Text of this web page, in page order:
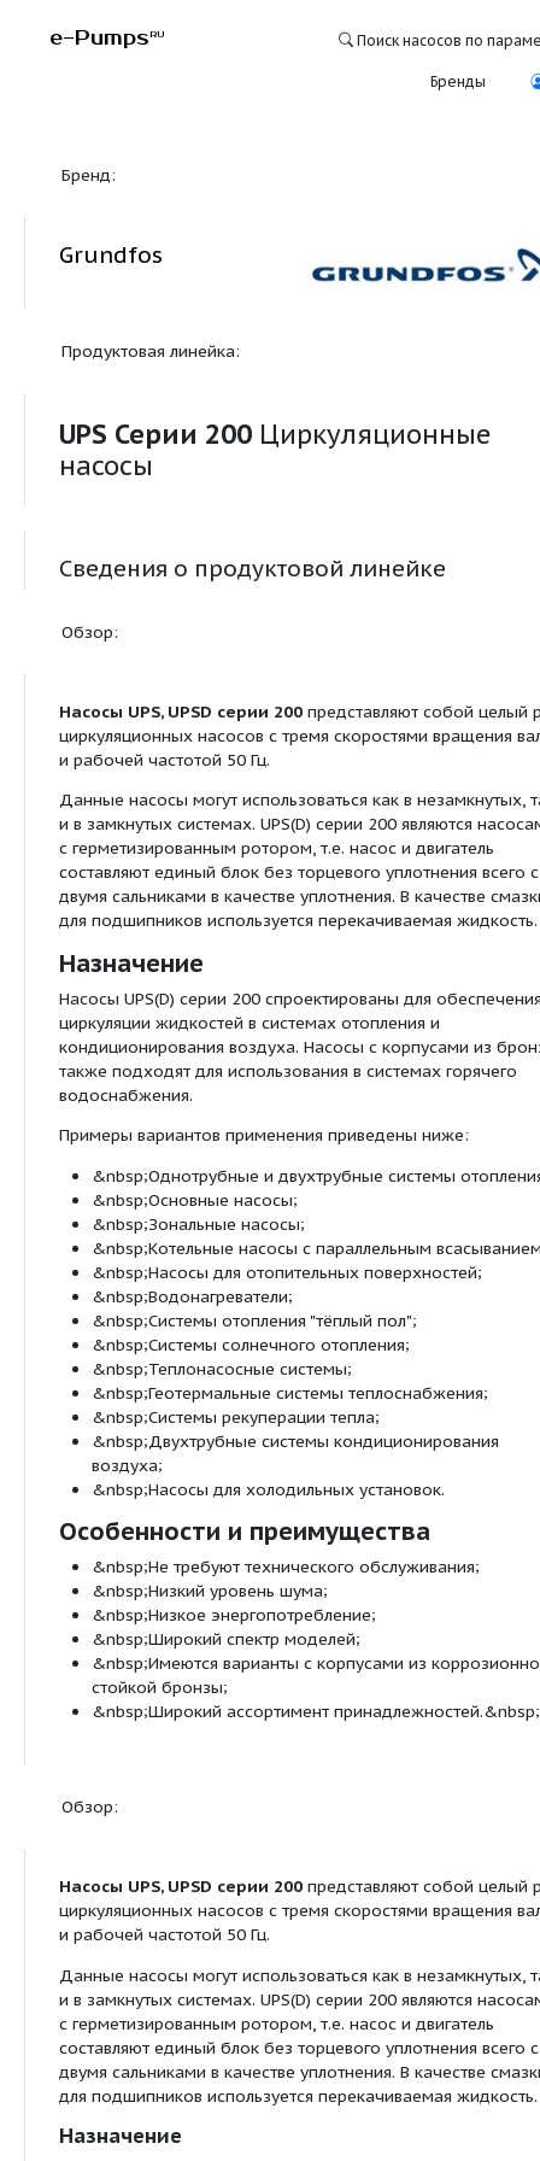
e-Pumps Поиск
Обзор:
Насосы UPS, UPSD серии 200представляют
циркуляционных насосов с тремя скоростями
и рабочей частотой 50 Гц.
и в замкнутых системах. UPS(D) серии 200
с герметизированным ротором, т.е. насос и
составляют единый блок без торцевого
двумя сальниками в качестве уплотнения. В
для подшипников используется перекачиваемая
Назначение
Насосы UPS(D) серии 200 спроектированы для
циркуляции жидкостей в системах отопления и
кондиционирования воздуха. Насосы с
также подходят для использования в системах
водоснабжения.
Примеры вариантов применения приведены
&nbsp;Однотрубные и двухтрубные системы
&nbsp;Основные насосы;
&nbsp;Зональные насосы;
&nbsp;Котельные насосы с параллельным
&nbsp;Насосы для отопительных
&nbsp;Водонагреватели;
&nbsp;Системы отопления "тёплый пол";
&nbsp;Системы солнечного отопления;
&nbsp;Теплонасосные системы;
&nbsp;Геотермальные системы
&nbsp;Системы рекуперации тепла;
&nbsp;Двухтрубные системы
воздуха;
Особенности и преимущества
&nbsp;Низкое энергопотребление;
&nbsp;Широкий спектр моделей;
стойкой бронзы;
&nbsp;Широкий ассортимент
Обзор: